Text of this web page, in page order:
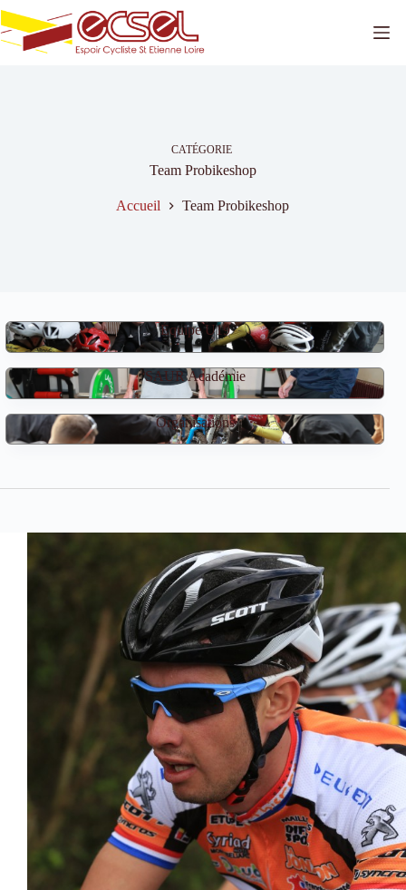
Passer
au
contenu
CATÉGORIE
Team Probikeshop
Accueil Team Probikeshop
Équipe U19
SAUR Académie
Organisations